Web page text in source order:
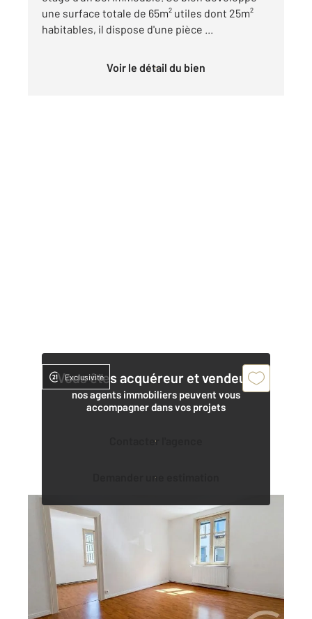
une surface totale de 65m² utiles dont 25m²
habitables, il dispose d'une pièce ...
Voir le détail du bien
Vous êtes acquéreur et vendeur,
nos agents immobiliers peuvent vous
accompagner dans vos projets
Contacter l'agence
Demander une estimation
Exclusivité
STRASBOURG 67
39 m
, 2 pièces
Ref : 20476
Appartement F2 à vendre
98 000 €